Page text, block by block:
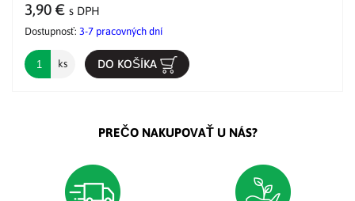
3,90 € s DPH
Dostupnosť: 3-7 pracovných dní
ks DO KOŠÍKA
PREČO NAKUPOVAŤ U NÁS?